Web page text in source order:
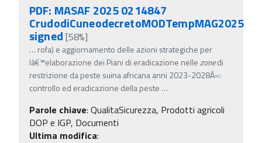
PDF: MASAF 2025 0214847
CrudodiCuneodecretoMODTempMAG2025
signed [58%]
… rofa) e aggiornamento delle azioni strategiche per
lâ€™elaborazione dei Piani di eradicazione nellezonedi
restrizione da peste suina africana anni 2023-2028Â»:
controllo ed eradicazione della peste …
Parole chiave: QualitaSicurezza, Prodotti agricoli
DOP e IGP, Documenti
Ultima modifica: